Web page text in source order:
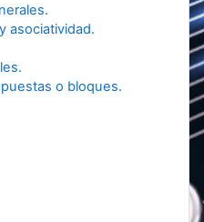
asociatividad.
o bloques.